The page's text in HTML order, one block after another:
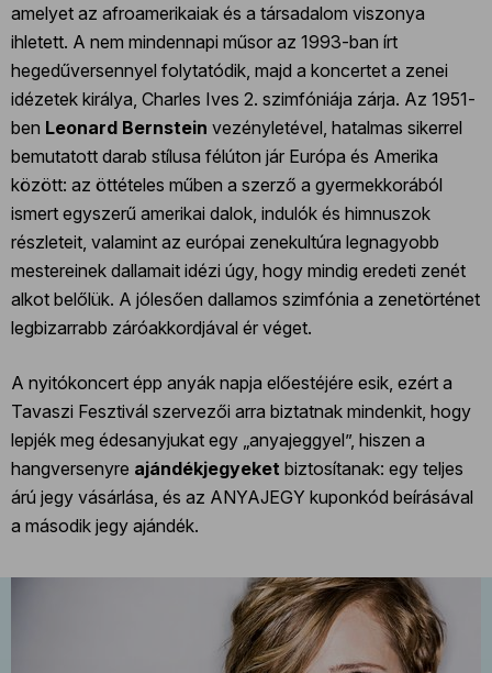
amelyet az afroamerikaiak és a társadalom viszonya
ihletett. A nem mindennapi műsor az 1993-ban írt
hegedűversennyel folytatódik, majd a koncertet a zenei
idézetek királya, Charles Ives 2. szimfóniája zárja. Az 1951-
ben Leonard Bernstein vezényletével, hatalmas sikerrel
bemutatott darab stílusa félúton jár Európa és Amerika
között: az öttételes műben a szerző a gyermekkorából
ismert egyszerű amerikai dalok, indulók és himnuszok
részleteit, valamint az európai zenekultúra legnagyobb
mestereinek dallamait idézi úgy, hogy mindig eredeti zenét
alkot belőlük. A jólesően dallamos szimfónia a zenetörténet
legbizarrabb záróakkordjával ér véget.
A nyitókoncert épp anyák napja előestéjére esik, ezért a
Tavaszi Fesztivál szervezői arra biztatnak mindenkit, hogy
lepjék meg édesanyjukat egy „anyajeggyel”, hiszen a
hangversenyre ajándékjegyeket biztosítanak: egy teljes
árú jegy vásárlása, és az ANYAJEGY kuponkód beírásával
a második jegy ajándék.